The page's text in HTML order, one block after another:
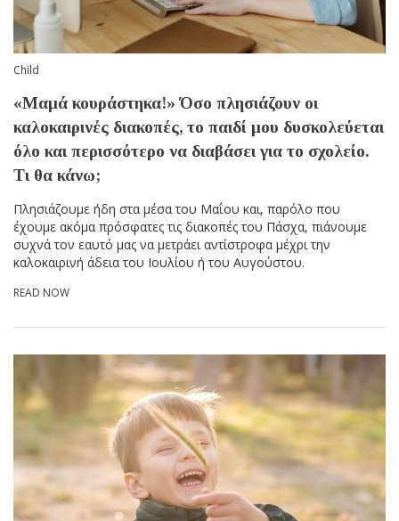
Child
«Μαμά κουράστηκα!» Όσο πλησιάζουν οι
καλοκαιρινές διακοπές, το παιδί μου δυσκολεύεται
όλο και περισσότερο να διαβάσει για το σχολείο.
Τι θα κάνω;
Πλησιάζουμε ήδη στα μέσα του Μαΐου και, παρόλο που
έχουμε ακόμα πρόσφατες τις διακοπές του Πάσχα, πιάνουμε
συχνά τον εαυτό μας να μετράει αντίστροφα μέχρι την
καλοκαιρινή άδεια του Ιουλίου ή του Αυγούστου.
READ NOW